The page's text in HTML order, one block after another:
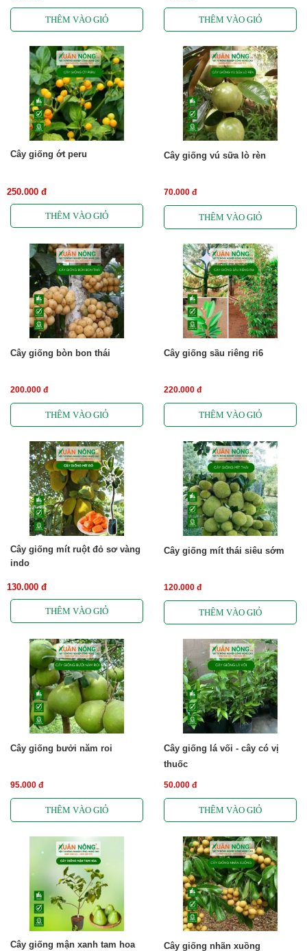
Cây giống ớt peru
250.000 đ
Cây giống vú sữa lò rèn
70.000 đ
Cây giống bòn bon thái
200.000 đ
Cây giống sầu riêng ri6
220.000 đ
Cây giống mít ruột đỏ sơ vàng
indo
130.000 đ
Cây giống mít thái siêu sớm
120.000 đ
Cây giống bưởi năm roi
95.000 đ
Cây giống lá vối - cây có vị
thuốc
50.000 đ
Cây giống mận xanh tam hoa Cây giống nhãn xuồng